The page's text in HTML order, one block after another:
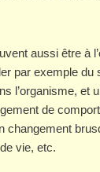
aussi être à
par exemple du
l’organisme, et
de
changement
vie, etc.